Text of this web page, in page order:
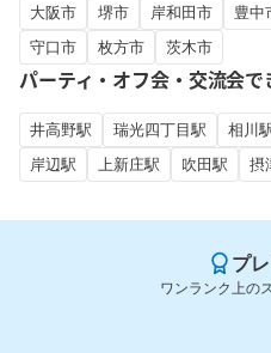
大阪市 堺市 岸和田市 豊中
守口市
枚方市 茨木市
パーティ・オフ会・交流会
井高野駅 瑞光四丁目駅 相川
岸辺駅
上新庄駅 吹田駅 摂
プ
ワンランク上の